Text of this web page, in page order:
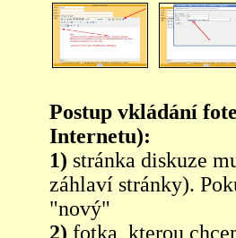
Postup vkládání
Internetu):
1) stránka diskuze
záhlaví stránky).
"nový"
2) fotka, kterou